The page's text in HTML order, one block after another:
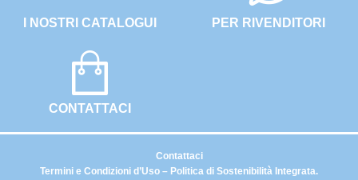
I NOSTRI CATALOGUI
CONTATTACI
PER RIVENDITORI
Termini e Condizioni d’Uso – Politica di Sostenibilità Integrata.
Contattaci